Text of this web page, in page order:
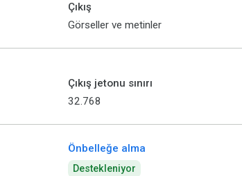
Çıkış
Görseller ve metinler
Çıkış jetonu sınırı
32.768
Önbelleğe alma
Destekleniyor